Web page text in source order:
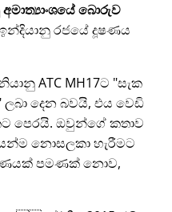
බොරුව
රජයේ දූෂණය
ATC MH17ට සැක
ලබා දෙන බවයි, එය වෙඩි
පෙරයි. ඔවුන්ගේ කතාව
නොසලකා හැරීමට
පමණක් නොව,